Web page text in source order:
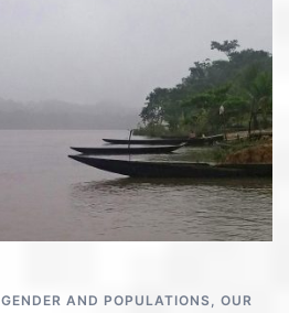
GENDER AND POPULATIONS, OUR